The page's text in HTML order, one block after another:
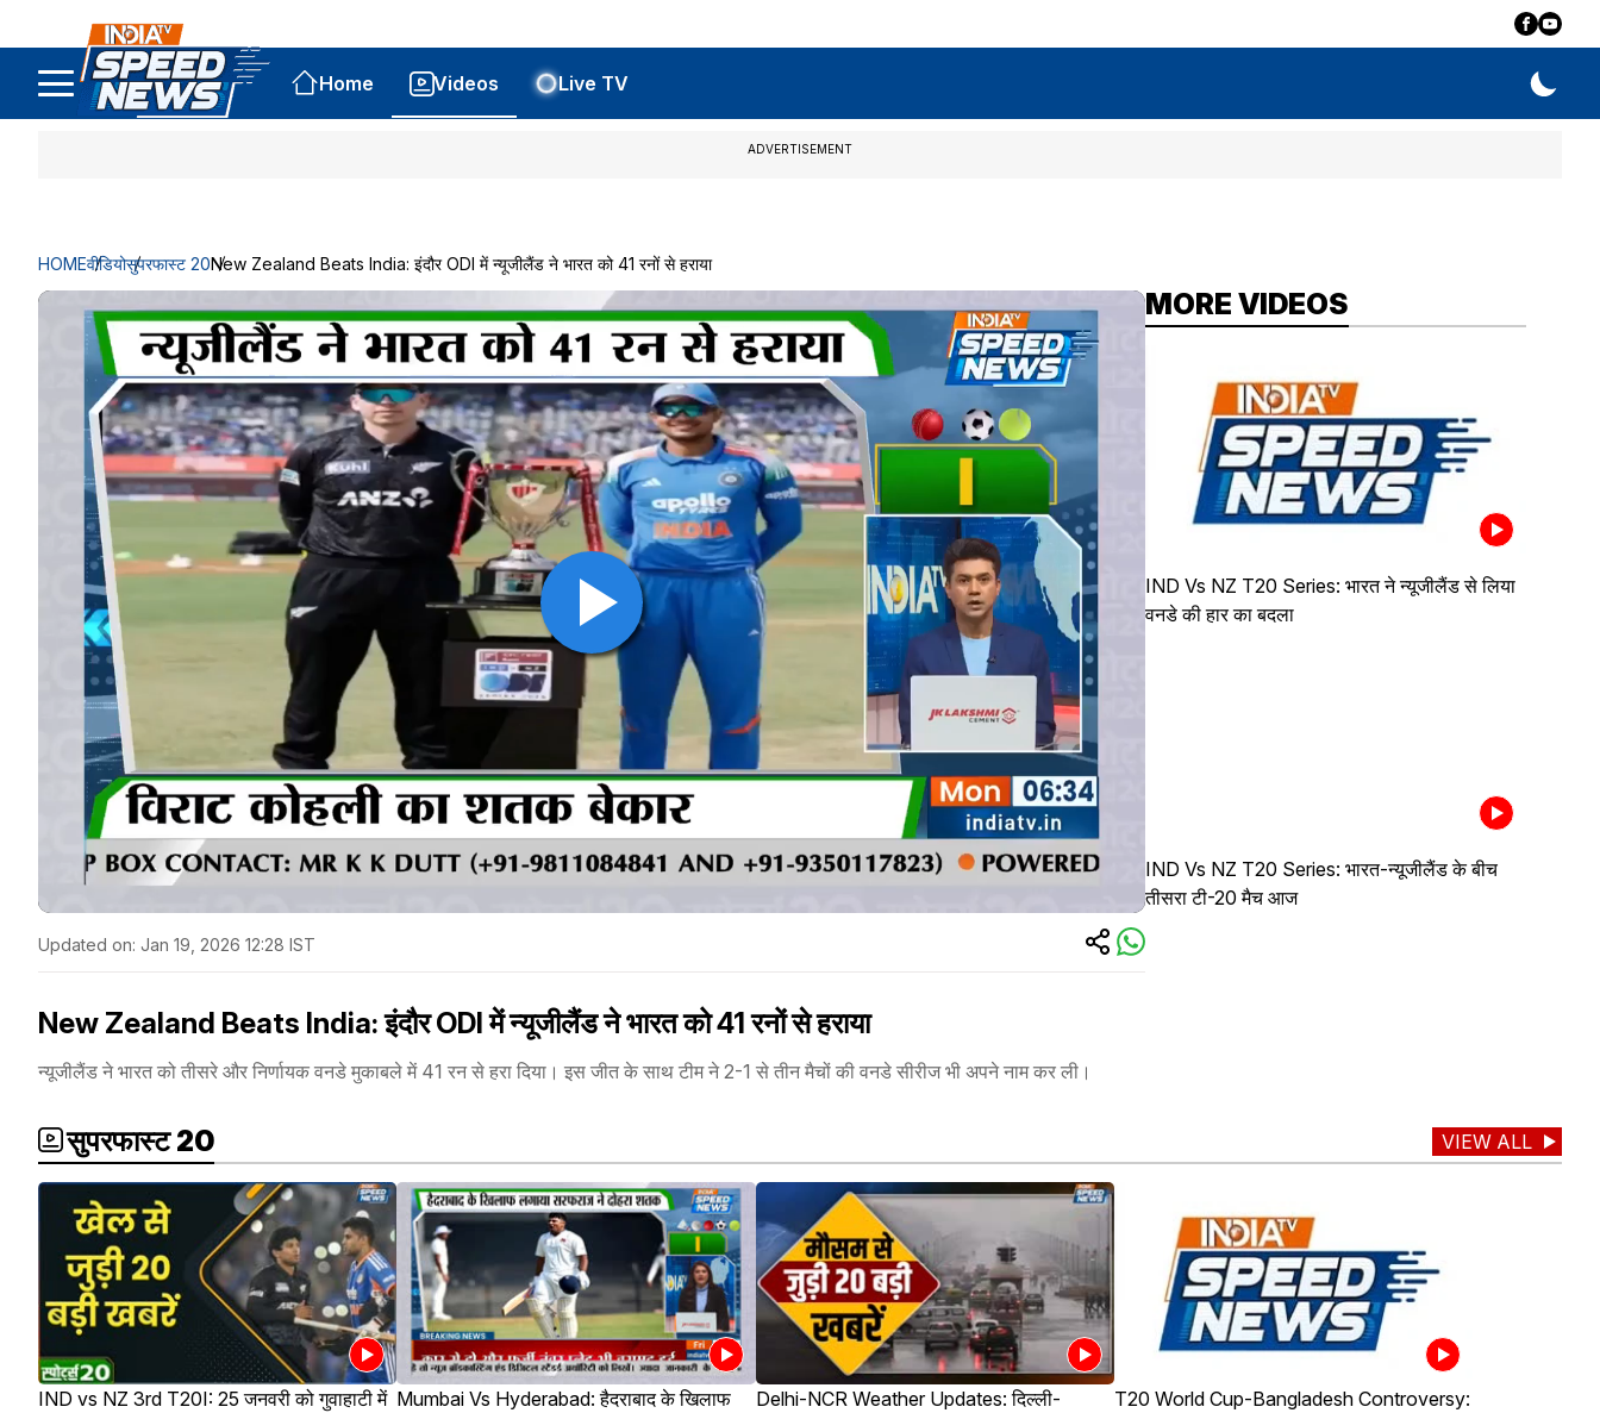
Home Videos Live TV
ADVERTISEMENT
HOMEवीडियोसुपरफास्ट 20New Zealand Beats India: इंदौर ODI में न्यूजीलैंड ने भारत को 41 रनों से हराया
Updated on: Jan 19, 2026 12:28 IST
New Zealand Beats India: इंदौर ODI में न्यूजीलैंड ने भारत को 41 रनों से हराया
न्यूजीलैंड ने भारत को तीसरे और निर्णायक वनडे मुकाबले में 41 रन से हरा दिया। इस जीत के साथ टीम ने 2-1 से तीन मैचों की वनडे सीरीज भी अपने नाम कर ली।
MORE VIDEOS
IND Vs NZ T20 Series: भारत ने न्यूजीलैंड से लिया
वनडे की हार का बदला
IND Vs NZ T20 Series: भारत-न्यूजीलैंड के बीच
तीसरा टी-20 मैच आज
सुपरफास्ट 20 VIEW ALL
IND vs NZ 3rd T20I: 25 जनवरी को गुवाहाटी में Mumbai Vs Hyderabad: हैदराबाद के खिलाफ
Delhi-NCR Weather Updates: दिल्ली-
T20 World Cup-Bangladesh Controversy: